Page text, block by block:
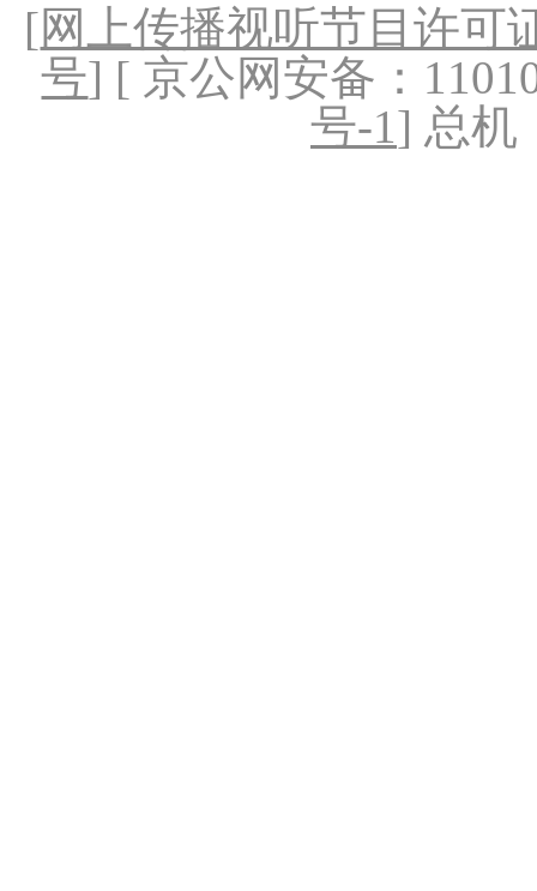
[网上传播视听节目许可
号] [ 京公网安备：
号-1] 总机